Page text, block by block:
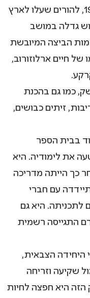
דליה למדני נולדה בחיפה בשנת 1931, להורים שעלו לארץ
גדלה במושב
הביצה המיובשת
חיים ארלוזורוב,
כמו גם בהכנת
זיתים כבושים,
בבית הספר
את לימודיה. היא
כך הייתה מדריכה
עם חברי
היא גם
התגייסה רשמית
היחידה הצבאית,
שקיעה וזריחה
היא חפצה לחיות